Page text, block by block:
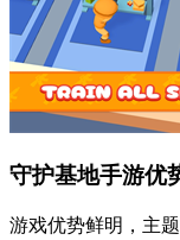
守护基地手游优
游戏优势鲜明，主